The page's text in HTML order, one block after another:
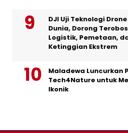
DJI Uji Teknologi
Dunia, Dorong
Logistik, Pemetaan,
Ketinggian Ekstrem
Maladewa Luncurkan
Tech4Nature untuk
Ikonik